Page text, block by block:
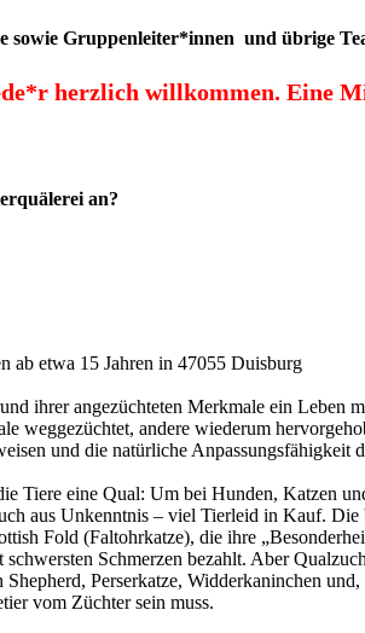
sowie Gruppenleiter*innen und übrige
herzlich willkommen. Eine
an?
ab etwa 15 Jahren in 47055 Duisburg
ihrer angezüchteten Merkmale ein Leben
weggezüchtet, andere wiederum
und die natürliche Anpassungsfähigkeit
Tiere eine Qual: Um bei Hunden, Katzen
aus Unkenntnis – viel Tierleid in Kauf. Die
Fold (Faltohrkatze), die ihre
Schmerzen bezahlt. Aber
Perserkatze, Widderkaninchen
vom Züchter sein muss.